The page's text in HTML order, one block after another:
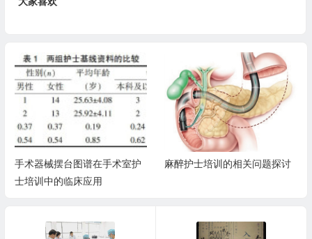
手术器械摆台图谱在手术室护
士培训中的临床应用
麻醉护士培训的相关问题探讨